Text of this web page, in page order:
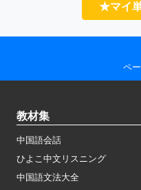
★マイ
ペ
教材集
中国語会話
ひよこ中文リスニング
中国語文法大全